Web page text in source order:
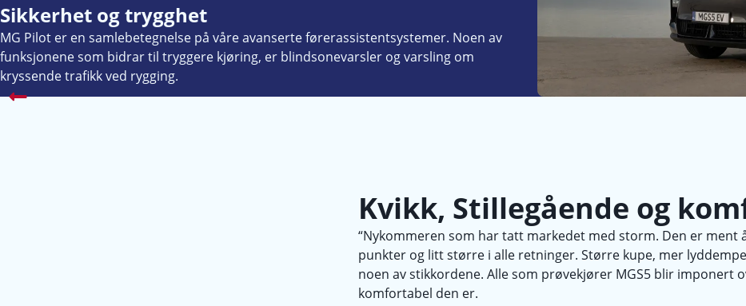
Sikkerhet og trygghet
MG Pilot er en samlebetegnelse på våre avanserte førerassistentsystemer. Noen av
funksjonene som bidrar til tryggere kjøring, er blindsonevarsler og varsling om
kryssende trafikk ved rygging.
Kvikk, Stillegående og
“Nykommeren som har tatt markedet med storm. Den er ment
punkter og litt større i alle retninger. Større kupe, mer
noen av stikkordene. Alle som prøvekjører MGS5 blir imponert
komfortabel den er.